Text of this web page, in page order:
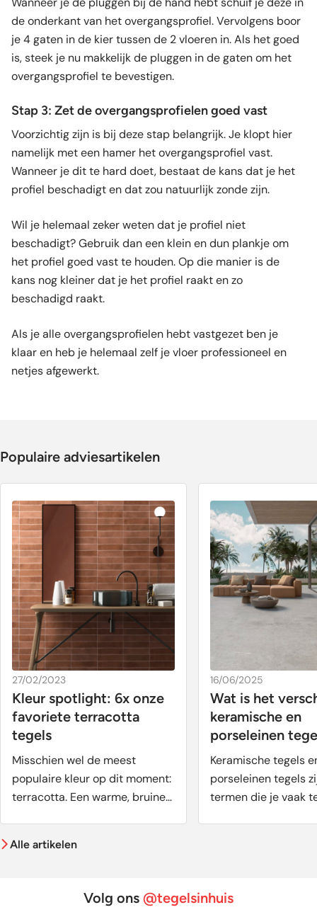
de onderkant van het overgangsprofiel. Vervolgens boor
je 4 gaten in de kier tussen de 2 vloeren in. Als het goed
is, steek je nu makkelijk de pluggen in de gaten om het
overgangsprofiel te bevestigen.
Stap 3: Zet de overgangsprofielen goed vast
Voorzichtig zijn is bij deze stap belangrijk. Je klopt hier
namelijk met een hamer het overgangsprofiel vast.
Wanneer je dit te hard doet, bestaat de kans dat je het
profiel beschadigt en dat zou natuurlijk zonde zijn.
Wil je helemaal zeker weten dat je profiel niet
beschadigt? Gebruik dan een klein en dun plankje om
het profiel goed vast te houden. Op die manier is de
kans nog kleiner dat je het profiel raakt en zo
beschadigd raakt.
Als je alle overgangsprofielen hebt vastgezet ben je
klaar en heb je helemaal zelf je vloer professioneel en
netjes afgewerkt.
Populaire adviesartikelen
27/02/2023
Kleur spotlight: 6x onze
favoriete terracotta
tegels
Misschien wel de meest
populaire kleur op dit moment:
terracotta. Een warme, bruine
Natuurlijke kleuren doen het
terracotta. Een kleur die van
16/06/2025
Wat is het
keramische en
porseleinen
Keramische tegels
porseleinen tegels
termen die je vaak
Alle artikelen
Volg ons @tegelsinhuis